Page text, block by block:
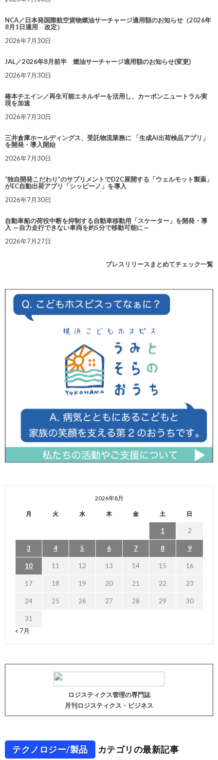
NCA／日本発国際航空貨物燃油サーチャージ適用額のお知らせ（2026年
8月1日適用 改定）
2026年7月30日
JAL／2026年8月前半 燃油サーチャージ適用額のお知らせ(変更)
2026年7月30日
椿本チエイン／再生可能エネルギーを活用し、カーボンニュートラル実
現を加速
2026年7月30日
三井倉庫ホールディングス、受託物流業務に 「生成AI出荷検品アプリ」
を開発・導入開始
2026年7月30日
“独自開発こだわり”のサプリメントでD2C展開する「ウェルモット製薬」
がEC自動出荷アプリ「シッピーノ」を導入
2026年7月30日
自動車船の荷役中断を抑制する自動車移動用「スケーター」を開発・導
入 ～自力走行できない車両を約5分で移動可能に～
2026年7月27日
プレスリリースまとめてチェック一覧
2026年8月
月 火 水 木 金 土 日
1 2
3 4 5 6 7 8 9
10 11 12 13 14 15 16
17 18 19 20 21 22 23
24 25 26 27 28 29 30
31
« 7月
ロジスティクス管理の専門誌
月刊ロジスティクス・ビジネス
テクノロジー/製品 カテゴリの最新記事